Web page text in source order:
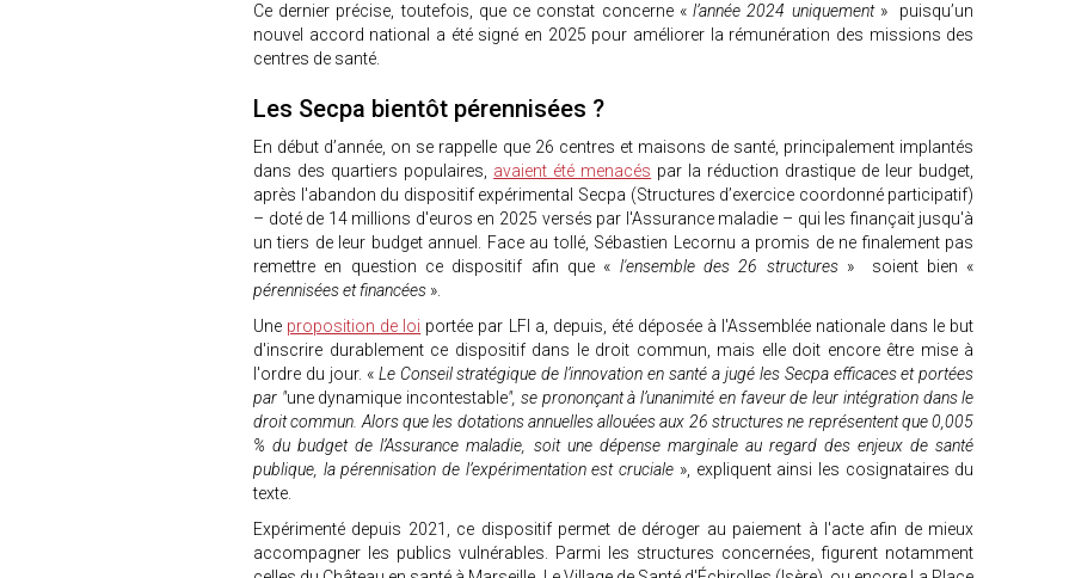
Ce dernier précise, toutefois, que ce constat concerne «l’année 2024 uniquement » puisqu’un
nouvel accord national a été signé en 2025 pour améliorer la rémunération des missions des
centres de santé.
Les Secpa bientôt pérennisées ?
En début d’année, on se rappelle que 26 centres et maisons de santé, principalement implantés
dans des quartiers populaires, avaient été menacés par la réduction drastique de leur budget,
après l'abandon du dispositif expérimental Secpa (Structures d’exercice coordonné participatif)
– doté de 14 millions d'euros en 2025 versés par l'Assurance maladie – qui les finançait jusqu'à
un tiers de leur budget annuel. Face au tollé, Sébastien Lecornu a promis de ne finalement pas
remettre en question ce dispositif afin que « l'ensemble des 26 structures» soient bien «
pérennisées et financées ».
Une proposition de loi portée par LFI a, depuis, été déposée à l'Assemblée nationale dans le but
d'inscrire durablement ce dispositif dans le droit commun, mais elle doit encore être mise à
l'ordre du jour. « Le Conseil stratégique de l’innovation en santé a jugé les Secpa efficaces et portées
par "une dynamique incontestable", se prononçant à l’unanimité en faveur de leur intégration dans le
droit commun. Alors que les dotations annuelles allouées aux 26 structures ne représentent que 0,005
% du budget de l’Assurance maladie, soit une dépense marginale au regard des enjeux de santé
publique, la pérennisation de l’expérimentation est cruciale », expliquent ainsi les cosignataires du
texte.
Expérimenté depuis 2021, ce dispositif permet de déroger au paiement à l'acte afin de mieux
accompagner les publics vulnérables. Parmi les structures concernées, figurent notamment